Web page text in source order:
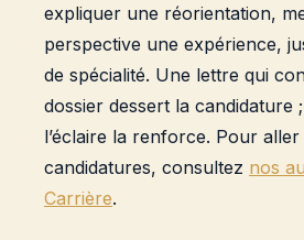
expliquer une réorientation,
perspective une expérience,
de spécialité. Une lettre qui
dossier dessert la candidature
l’éclaire la renforce. Pour
candidatures, consultez nos
Carrière.